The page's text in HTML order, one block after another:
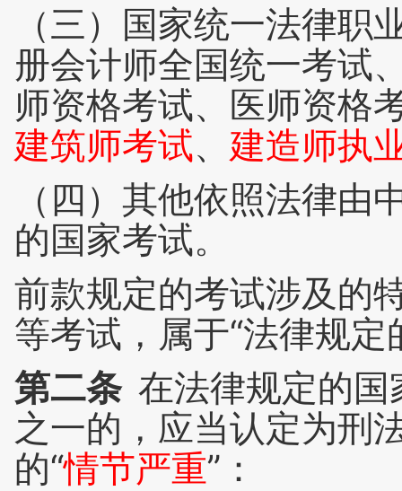
（三）国家统一法律
册会计师全国统一考试
师资格考试、医师资格
建筑师考试、 建造师执
（四）其他依照法律
的国家考试。
前款规定的考试涉及的
等考试，属于“法律规定
第二条 在法律规定的
之一的，应当认定为刑
的“情节严重”：